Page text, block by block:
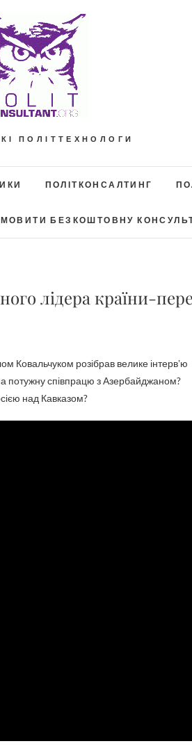
ПОЛІТТЕХНОЛОГИ
ПОЛІТКОНСАЛТИНГ
БЕЗКОШТОВНУ
лідера країни-
потужну співпрацю з Азербайджаном?
над Кавказом?